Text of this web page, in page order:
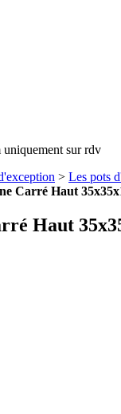
sur rdv
> Les pots
Carré Haut
Haut